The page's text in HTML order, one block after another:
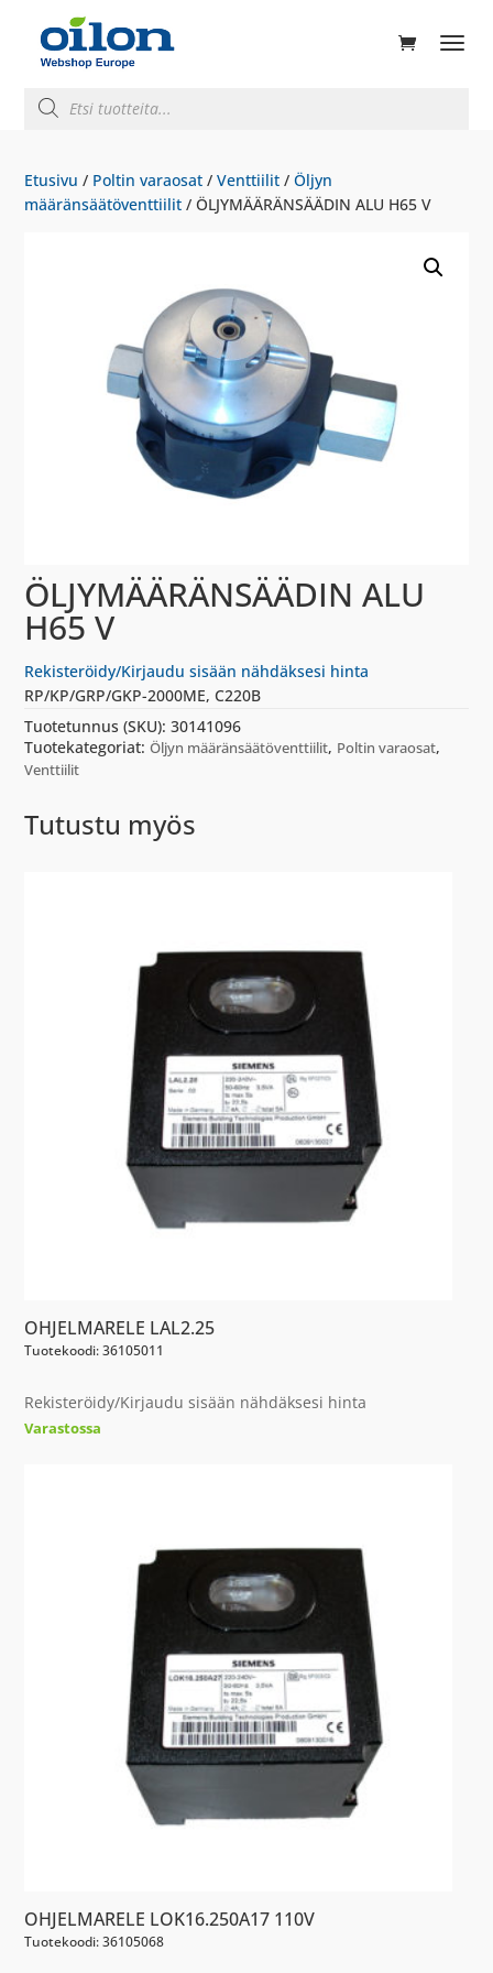
search
Etusivu / Poltin varaosat /Venttiilit /Öljyn
määränsäätöventtiilit / ÖLJYMÄÄRÄNSÄÄDIN ALU H65 V
ÖLJYMÄÄRÄNSÄÄDIN ALU
H65 V
Rekisteröidy/Kirjaudu sisään nähdäksesi hinta
RP/KP/GRP/GKP-2000ME, C220B
Tuotetunnus (SKU):30141096
Tuotekategoriat:Öljyn määränsäätöventtiilit, Poltin varaosat,
Venttiilit
Tutustu myös
OHJELMARELE LAL2.25
Tuotekoodi: 36105011
Rekisteröidy/Kirjaudu sisään nähdäksesi hinta
Varastossa
OHJELMARELE LOK16.250A17 110V
Tuotekoodi: 36105068